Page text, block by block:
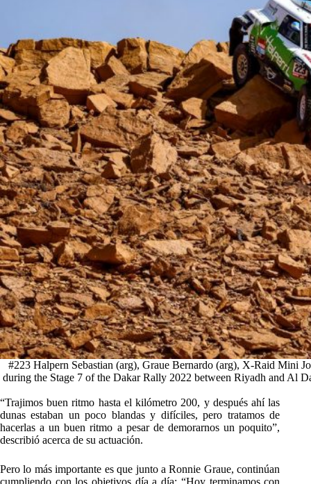
#223 Halpern Sebastian (arg), Graue Bernardo (arg), X-Raid Mini
during the Stage 7 of the Dakar Rally 2022 between Riyadh and Al
“Trajimos buen ritmo hasta el kilómetro 200, y después ahí las
dunas estaban un poco blandas y difíciles, pero tratamos de
hacerlas a un buen ritmo a pesar de demorarnos un poquito”,
describió acerca de su actuación.
Pero lo más importante es que junto a Ronnie Graue, continúan